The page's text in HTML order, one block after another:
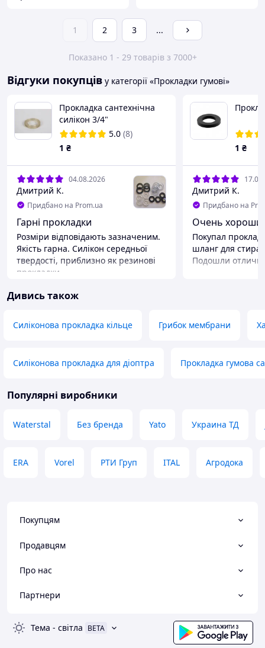
1 2 3 ...
Показано 1 - 29 товарів з 7000+
Відгуки покупців у категорії «Прокладки гумові»
Прокладка сантехнічна
силікон 3/4"
5.0 (8)
1 ₴
04.08.2026
Дмитрий К.
Придбано на Prom.ua
Гарні прокладки
Розміри відповідають зазначеним.
Якість гарна. Силікон середньої
твердості, приблизно як резинові
прокладки
1 ₴
Дмитрий К.
Придбано на
Очень
Покупал
шланг для
Подошли
Дивись також
Силіконова прокладка кільце Грибок мембрани
Силіконова прокладка для діоптра Прокладка гумова
Популярні виробники
Waterstal Без бренда Yato Украина ТД
ERA Vorel РТИ Груп ITAL Агродока
Покупцям
Продавцям
Про нас
Партнери
Тема - світла BETA